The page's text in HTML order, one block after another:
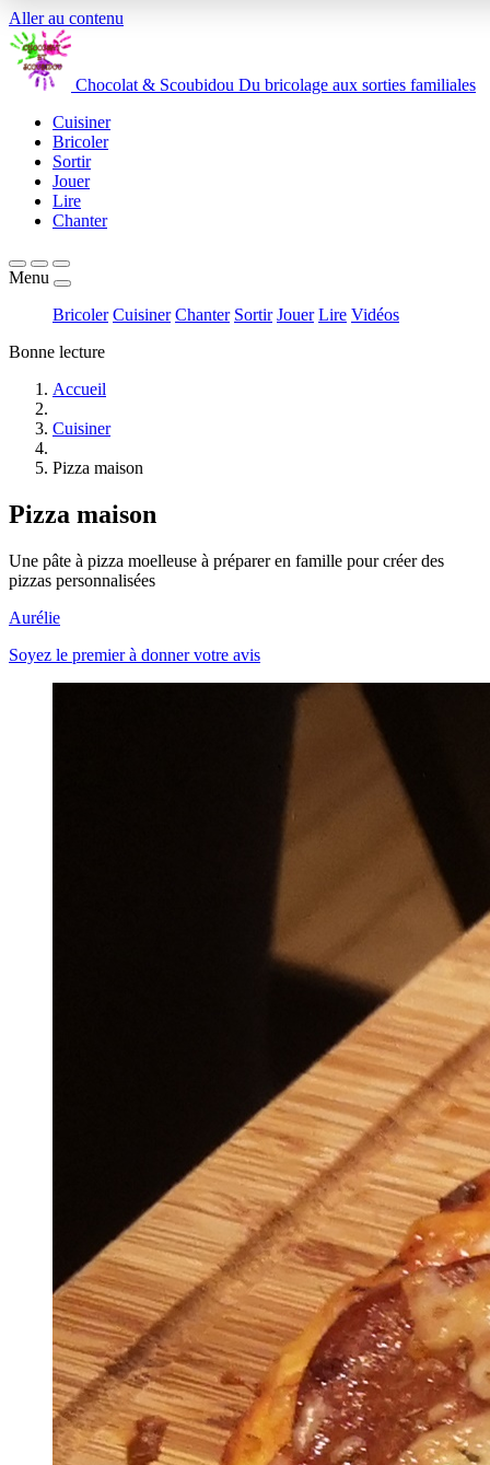
Aller au contenu
Chocolat & Scoubidou Du bricolage aux sorties familiales
Cuisiner
Bricoler
Sortir
Jouer
Lire
Chanter
Menu
Bricoler Cuisiner Chanter Sortir Jouer Lire Vidéos
Bonne lecture
Accueil
Cuisiner
Pizza maison
Pizza maison
Une pâte à pizza moelleuse à préparer en famille pour créer des
pizzas personnalisées
Aurélie
Soyez le premier à donner votre avis